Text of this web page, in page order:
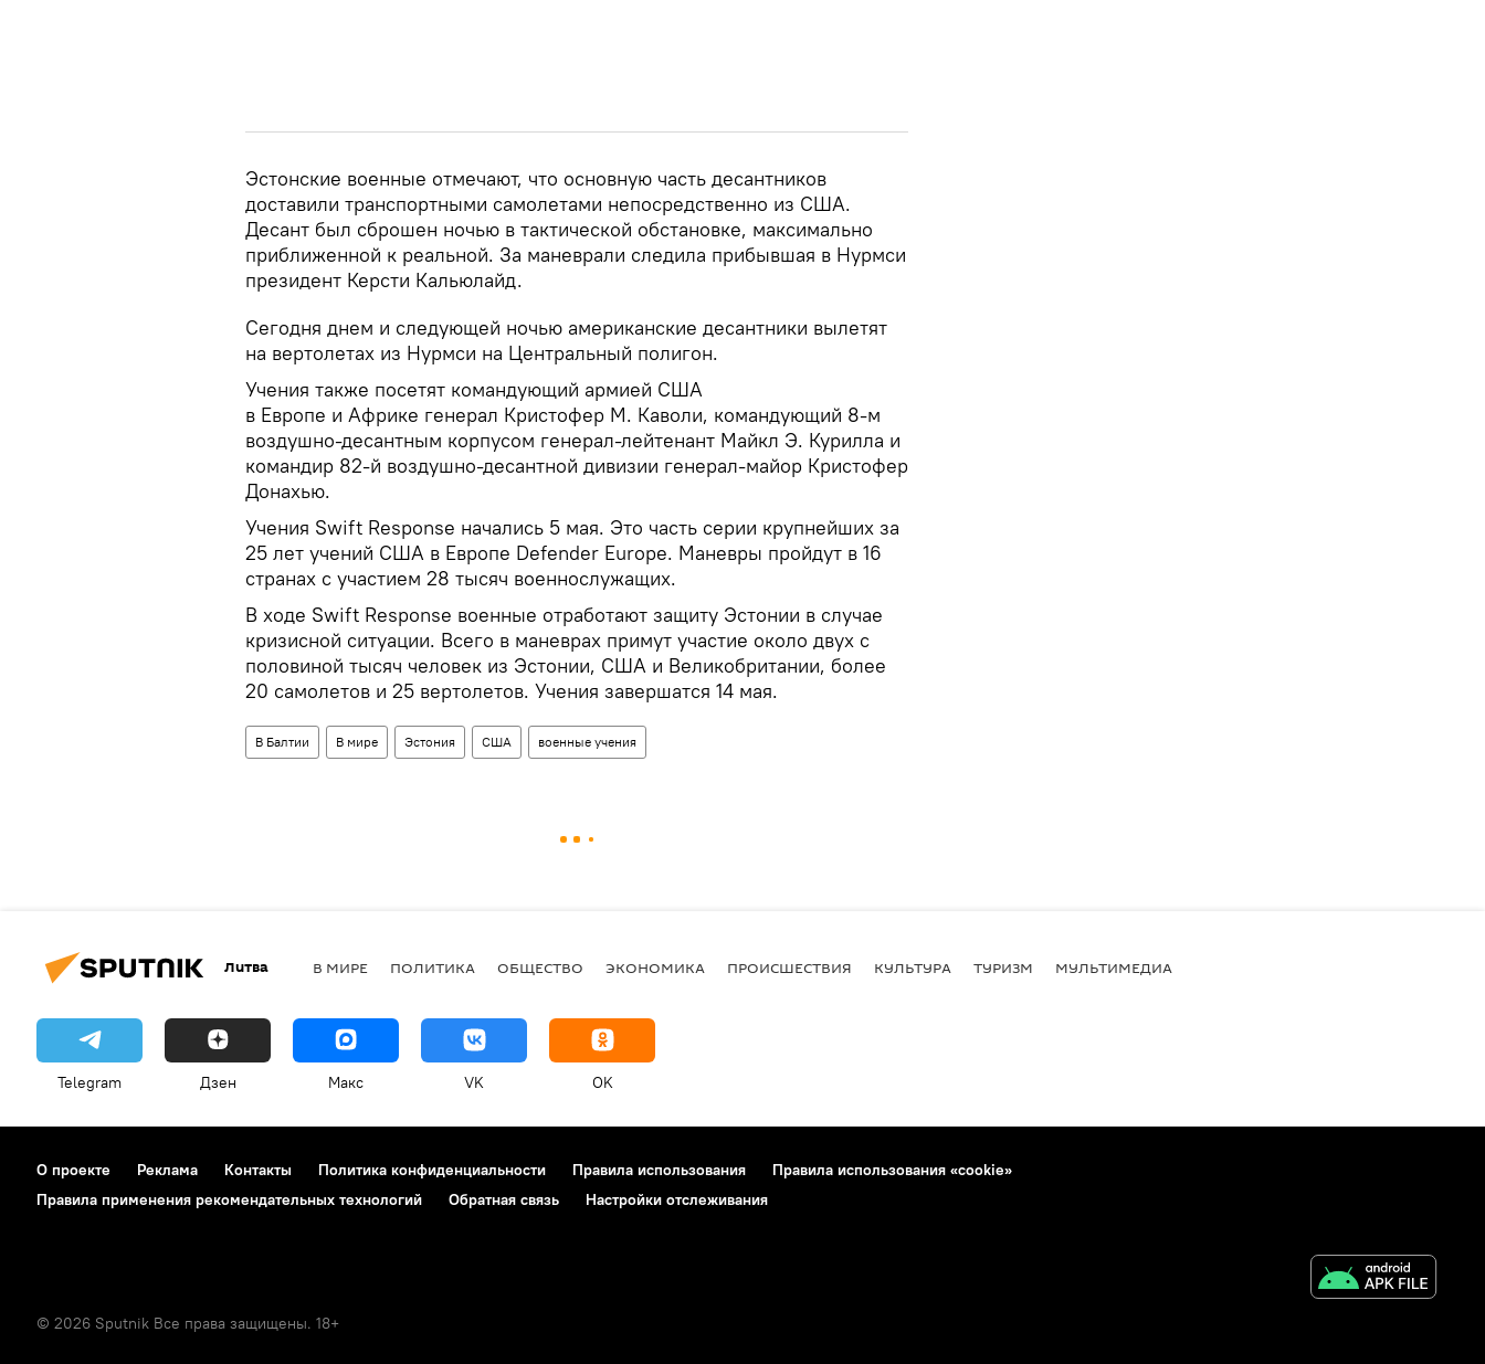
Эстонские военные отмечают, что основную часть десантников
доставили транспортными самолетами непосредственно из США.
Десант был сброшен ночью в тактической обстановке, максимально
приближенной к реальной. За маневрали следила прибывшая в Нурмси
президент Керсти Кальюлайд.
Сегодня днем и следующей ночью американские десантники вылетят
на вертолетах из Нурмси на Центральный полигон.
Учения также посетят командующий армией США
в Европе и Африке генерал Кристофер М. Каволи, командующий 8-м
воздушно-десантным корпусом генерал-лейтенант Майкл Э. Курилла и
командир 82-й воздушно-десантной дивизии генерал-майор Кристофер
Донахью.
Учения Swift Response начались 5 мая. Это часть серии крупнейших за
25 лет учений США в Европе Defender Europe. Маневры пройдут в 16
странах с участием 28 тысяч военнослужащих.
В ходе Swift Response военные отработают защиту Эстонии в случае
кризисной ситуации. Всего в маневрах примут участие около двух с
половиной тысяч человек из Эстонии, США и Великобритании, более
20 самолетов и 25 вертолетов. Учения завершатся 14 мая.
В Балтии В мире Эстония США военные учения
Литва В МИРЕ ПОЛИТИКА ОБЩЕСТВО ЭКОНОМИКА ПРОИСШЕСТВИЯ КУЛЬТУРА ТУРИЗМ МУЛЬТИМЕДИА
Telegram Дзен Макс VK OK
О проекте Реклама Контакты Политика конфиденциальности Правила использования
Правила использования «cookie»
Правила применения рекомендательных технологий
Обратная связь Настройки отслеживания
© 2026 Sputnik Все права защищены. 18+